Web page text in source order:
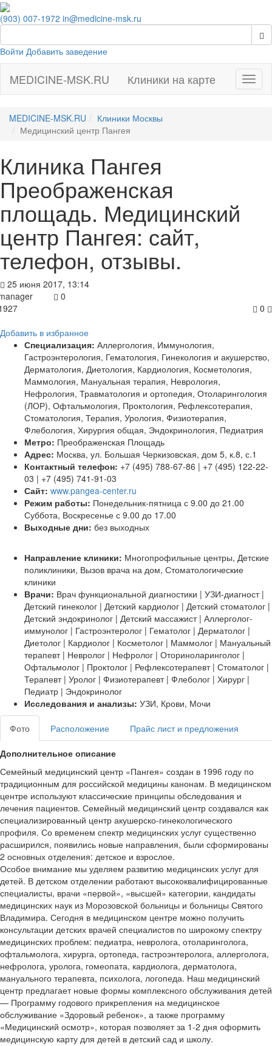
(903) 007-1972 in@medicine-msk.ru
Войти Добавить заведение
MEDICINE-MSK.RU Клиники на карте
MEDICINE-MSK.RU
Клиники Москвы
Медицинский центр Пангея
Клиника Пангея
Преображенская
площадь. Медицинский
центр Пангея: сайт,
телефон, отзывы.
25 июня 2017, 13:14
0
0
Добавить в избранное
Специализация: Аллергология, Иммунология,
Гастроэнтерология, Гематология, Гинекология и акушерство,
Дерматология, Диетология, Кардиология, Косметология,
Маммология, Мануальная терапия, Неврология,
Нефрология, Травматология и ортопедия, Отоларингология
(ЛОР), Офтальмология, Проктология, Рефлексотерапия,
Стоматология, Терапия, Урология, Физиотерапия,
Флебология, Хирургия общая, Эндокринология, Педиатрия
Метро: Преображенская Площадь
Адрес: Москва, ул. Большая Черкизовская, дом 5, к.8, с.1
Контактный телефон: +7 (495) 788-67-86 | +7 (495) 122-22-
03 | +7 (495) 741-91-03
Сайт: www.pangea-center.ru
Режим работы: Понедельник-пятница с 9.00 до 21.00
Суббота, Воскресенье с 9.00 до 17.00
Выходные дни: без выходных
Направление клиники: Многопрофильные центры, Детские
поликлиники, Вызов врача на дом, Стоматологические
клиники
Врачи: Врач функциональной диагностики | УЗИ-диагност |
Детский гинеколог | Детский кардиолог | Детский стоматолог |
Детский эндокринолог | Детский массажист | Аллерголог-
иммунолог | Гастроэнтеролог | Гематолог | Дерматолог |
Диетолог | Кардиолог | Косметолог | Маммолог | Мануальный
терапевт | Невролог | Нефролог | Оториноларинголог |
Офтальмолог | Проктолог | Рефлексотерапевт | Стоматолог |
Терапевт | Уролог | Физиотерапевт | Флеболог | Хирург |
Педиатр | Эндокринолог
Исследования и анализы: УЗИ, Крови, Мочи
Фото Расположение Прайс лист и предложения
Дополнительное описание
Семейный медицинский центр «Пангея» создан в 1996 году по
традиционным для российской медицины канонам. В медицинском
центре используют классические принципы обследования и
лечения пациентов. Семейный медицинский центр создавался как
специализированный центр акушерско-гинекологического
профиля. Со временем спектр медицинских услуг существенно
расширился, появились новые направления, были сформированы
2 основных отделения: детское и взрослое.
Особое внимание мы уделяем развитию медицинских услуг для
детей. В детском отделении работают высококвалифицированные
специалисты, врачи «первой», «высшей» категории, кандидаты
медицинских наук из Морозовской больницы и больницы Святого
Владимира. Сегодня в медицинском центре можно получить
консультации детских врачей специалистов по широкому спектру
медицинских проблем: педиатра, невролога, отоларинголога,
офтальмолога, хирурга, ортопеда, гастроэнтеролога, аллерголога,
нефролога, уролога, гомеопата, кардиолога, дерматолога,
мануального терапевта, психолога, логопеда. Наш медицинский
центр предлагает новые формы комплексного обслуживания детей
— Программу годового прикрепления на медицинское
обслуживание «Здоровый ребенок», а также программу
«Медицинский осмотр», которая позволяет за 1-2 дня оформить
медицинскую карту для детей в детский сад и школу.